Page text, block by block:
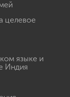
целевое
языке и
Индия